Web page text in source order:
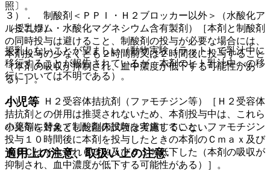
照〕。
（授乳婦）
授乳しないことが望ましい（動物実験（ラット）で乳汁中に
移行することが報告されているが、本剤のヒト乳汁中への移
行については不明である）。
小児等
小児等を対象とした臨床試験は実施していない。
適用上の注意、取扱い上の注意
３）． 制酸剤＜ＰＰＩ・Ｈ２ブロッカー以外＞（水酸化ア
ルミニウム・水酸化マグネシウム含有製剤）［本剤と制酸剤
の同時投与は避けること、制酸剤の投与が必要な場合には、
本剤投与の少なくとも２時間前又は２時間後に投与すること
（本剤の吸収が抑制され、血中濃度が低下する可能性があ
る）］。
４）． Ｈ２受容体拮抗剤（ファモチジン等）［Ｈ２受容体
拮抗剤との併用は推奨されないため、本剤投与中は、これら
の薬剤に替えて制酸剤の投与を考慮すること、ファモチジン
投与１０時間後に本剤を投与したときの本剤のＣｍａｘ及び
ＡＵＣはそれぞれ６３％及び６１％低下した（本剤の吸収が
抑制され、血中濃度が低下する可能性がある）］。